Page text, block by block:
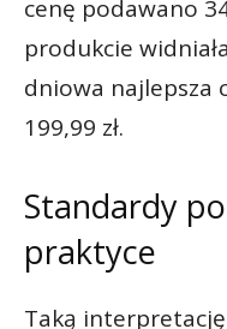
cenę podawano
produkcie
dniowa najlepsza
199,99 zł.
Standardy
praktyce
Taką